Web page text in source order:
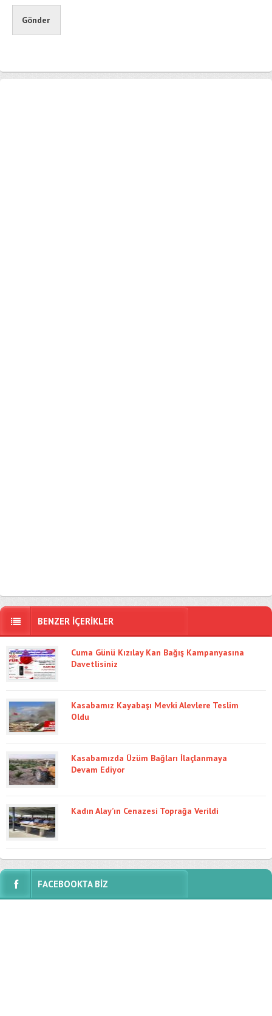
BENZER İÇERİKLER
Cuma Günü Kızılay Kan Bağış Kampanyasına
Davetlisiniz
Kasabamız Kayabaşı Mevki Alevlere Teslim
Oldu
Kasabamızda Üzüm Bağları İlaçlanmaya
Devam Ediyor
Kadın Alay’ın Cenazesi Toprağa Verildi
FACEBOOKTA BİZ